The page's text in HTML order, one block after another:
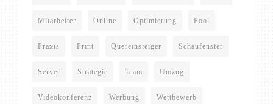
Mitarbeiter Online Optimierung Pool
Praxis Print Quereinsteiger Schaufenster
Server Strategie Team Umzug
Videokonferenz Werbung Wettbewerb